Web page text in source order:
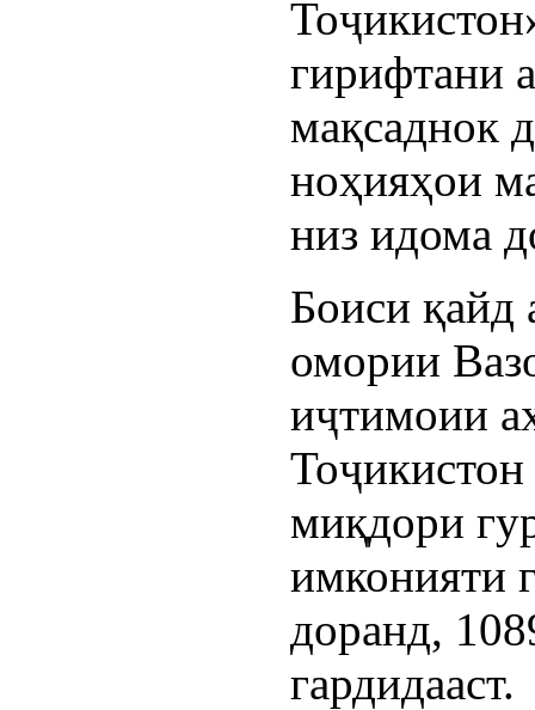
гирифтани
мақсаднок
ноҳияҳои
низ идома
Боиси қайд
омории
иҷтимоии
миқдори
имконияти
доранд,
гардидааст.